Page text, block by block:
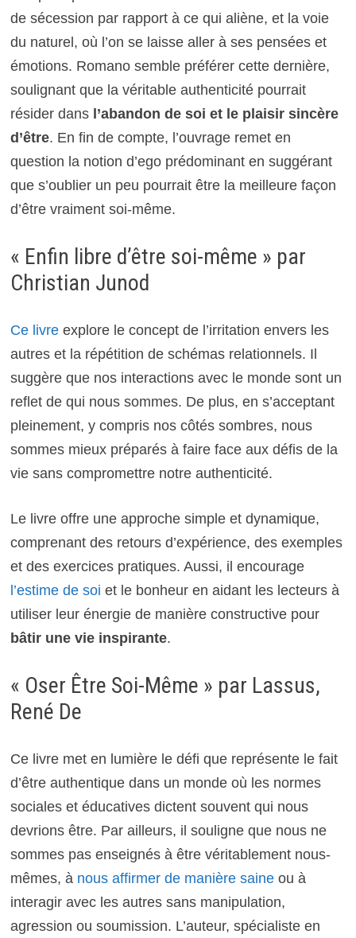
de sécession par rapport à ce qui aliène, et la voie
du naturel, où l’on se laisse aller à ses pensées et
émotions. Romano semble préférer cette dernière,
soulignant que la véritable authenticité pourrait
résider dans l’abandon de soi et le plaisir sincère
d’être. En fin de compte, l’ouvrage remet en
question la notion d’ego prédominant en suggérant
que s’oublier un peu pourrait être la meilleure façon
d’être vraiment soi-même.
« Enfin libre d’être soi-même » par
Christian Junod
Ce livreexplore le concept de l’irritation envers les
autres et la répétition de schémas relationnels. Il
suggère que nos interactions avec le monde sont un
reflet de qui nous sommes. De plus, en s’acceptant
pleinement, y compris nos côtés sombres, nous
sommes mieux préparés à faire face aux défis de la
vie sans compromettre notre authenticité.
Le livre offre une approche simple et dynamique,
comprenant des retours d’expérience, des exemples
et des exercices pratiques. Aussi, il encourage
l’estime de soi et le bonheur en aidant les lecteurs à
utiliser leur énergie de manière constructive pour
bâtir une vie inspirante.
« Oser Être Soi-Même » par Lassus,
René De
Ce livre met en lumière le défi que représente le fait
d’être authentique dans un monde où les normes
sociales et éducatives dictent souvent qui nous
devrions être. Par ailleurs, il souligne que nous ne
sommes pas enseignés à être véritablement nous-
mêmes, à nous affirmer de manière saineou à
interagir avec les autres sans manipulation,
agression ou soumission. L’auteur, spécialiste en